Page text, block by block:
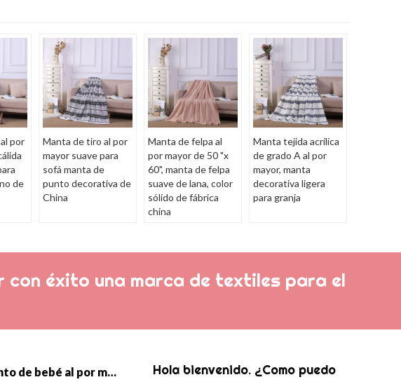
por
de
Manta de tiro al por
mayor suave para
sofá manta de
punto decorativa de
China
Manta de felpa al
por mayor de 50 "x
60", manta de felpa
suave de lana, color
sólido de fábrica
china
Manta tejida acrílica
de grado A al por
mayor, manta
decorativa ligera
para granja
éxito una marca de textiles para el
Manta de punto de bebé al por mayor
Hola bienvenido. ¿Como puedo